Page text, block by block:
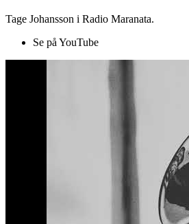
Tage Johansson i Radio Maranata.
Se på YouTube